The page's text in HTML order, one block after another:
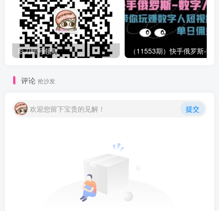
影刀暗号领取
评论 抢沙发
欢迎您留下宝贵的见解！ 提交